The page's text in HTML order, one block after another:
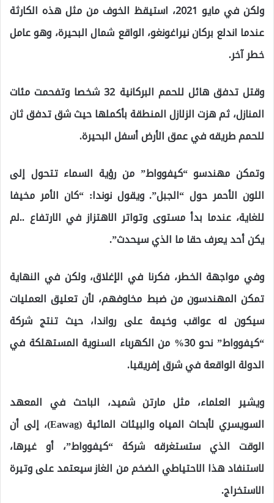
ولكن في مايو 2021، استيقظ الخوف من مثل هذه الكارثة
عندما اندلع بركان نيراغونغو، الواقع شمال البحيرة، وهو عامل
خطر آخر.
وقتل تدفق هائل للحمم البركانية 32 شخصا وتفحمت مئات
المنازل، ثم هزت الزلازل المنطقة بأكملها حيث شق تدفق ثان
للحمم طريقه في عمق الأرض أسفل البحيرة.
وتمكن مهندسو “كيفوواط” من رؤية السماء تتحول إلى
اللون الأحمر حول “الجبل”. ويقول نوندا: “كان الأمر مخيفا
للغاية، عندما بدأ مستوى وتواتر الاهتزاز في الارتفاع ..لم
يكن أحد يعرف حقا ما الذي سيحدث”.
وفي مواجهة الخطر، فكرنا في الإغلاق، ولكن في النهاية
تمكن المهندسون من ضبط مخاوفهم، لأن تعليق العمليات
سيكون له عواقب وخيمة على رواندا، حيث تنتج شركة
“كيفوواط” نحو 30% من الكهرباء السنوية المستهلكة في
الدولة الواقعة في شرق إفريقيا.
ويشير العلماء، مثل مارتن شميد، الباحث في المعهد
السويسري لأبحاث المياه والبيئات المائية (Eawag)، إلى أن
الوقت الذي ستستغرقه شركة “كيفوواط”، أو غيرها،
لاستنفاد هذا الاحتياطي الضخم من الغاز سيعتمد على وتيرة
الاستخراج.